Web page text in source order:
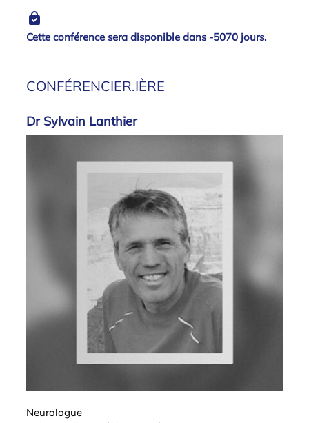
CONFÉRENCIER.IÈRE
Dr Sylvain Lanthier
Neurologue
Cette conférence sera disponible dans -5070 jours.